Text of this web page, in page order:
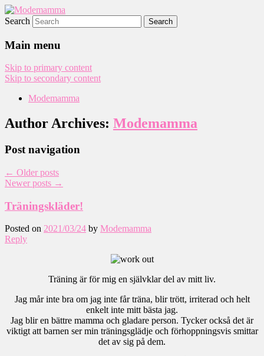
Modemamma
Search
Main menu
Skip to primary content
Skip to secondary content
Modemamma
Author Archives: Modemamma
Post navigation
← Older posts
Newer posts →
Träningskläder!
Posted on 2021/03/24 by Modemamma
Reply
Träning är för mig en självklar del av mitt liv.
Jag mår inte bra om jag inte får träna, blir trött, irriterad och helt
enkelt inte mitt bästa jag.
Jag blir en bättre mamma och gladare person. Tycker också det är
viktigt att barnen ser min träningsglädje och förhoppningsvis smittar
det av sig på dem.